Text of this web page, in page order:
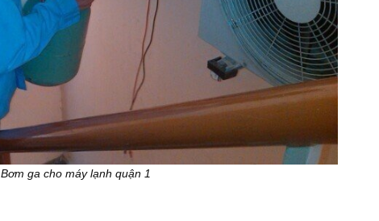
Bơm ga cho máy lạnh quận 1